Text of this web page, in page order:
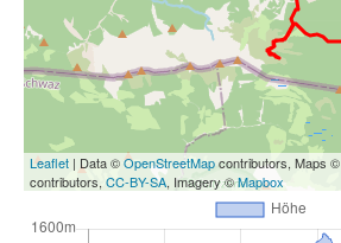
Leaflet | Data ©OpenStreetMapcontributors, Maps ©
contributors, CC-BY-SA, Imagery ©Mapbox